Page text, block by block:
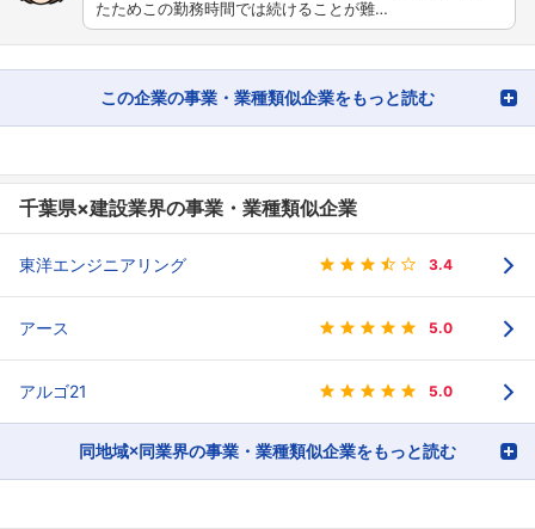
フォローしました
こちらの企業もフォローしませんか？
たためこの勤務時間では続けることが難…
この企業の事業・業種類似企業をもっと読む
千葉県×建設業界の事業・業種類似企業
東洋エンジニアリング 3.4
アース 5.0
アルゴ21 5.0
同地域×同業界の事業・業種類似企業をもっと読む